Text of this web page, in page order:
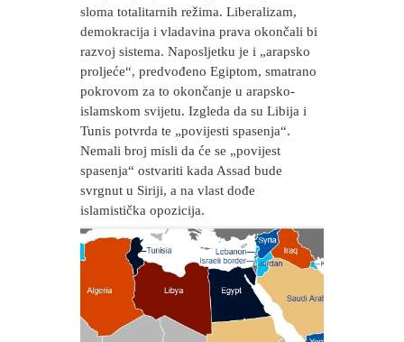
sloma totalitarnih režima. Liberalizam,
demokracija i vladavina prava okončali bi
razvoj sistema. Naposljetku je i „arapsko
proljeće“, predvođeno Egiptom, smatrano
pokrovom za to okončanje u arapsko-
islamskom svijetu. Izgleda da su Libija i
Tunis potvrda te „povijesti spasenja“.
Nemali broj misli da će se „povijest
spasenja“ ostvariti kada Assad bude
svrgnut u Siriji, a na vlast dođe
islamistička opozicija.